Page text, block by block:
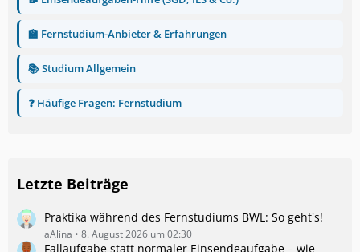
🏫 Fernstudium-Anbieter & Erfahrungen
📚 Studium Allgemein
❓ Häufige Fragen: Fernstudium
Letzte Beiträge
Praktika während des Fernstudiums BWL: So geht's!
aAlina 8. August 2026 um 02:30
Fallaufgabe statt normaler Einsendeaufgabe – wie